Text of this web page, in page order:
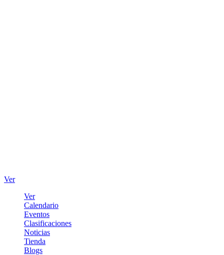
Ver
Ver
Calendario
Eventos
Clasificaciones
Noticias
Tienda
Blogs